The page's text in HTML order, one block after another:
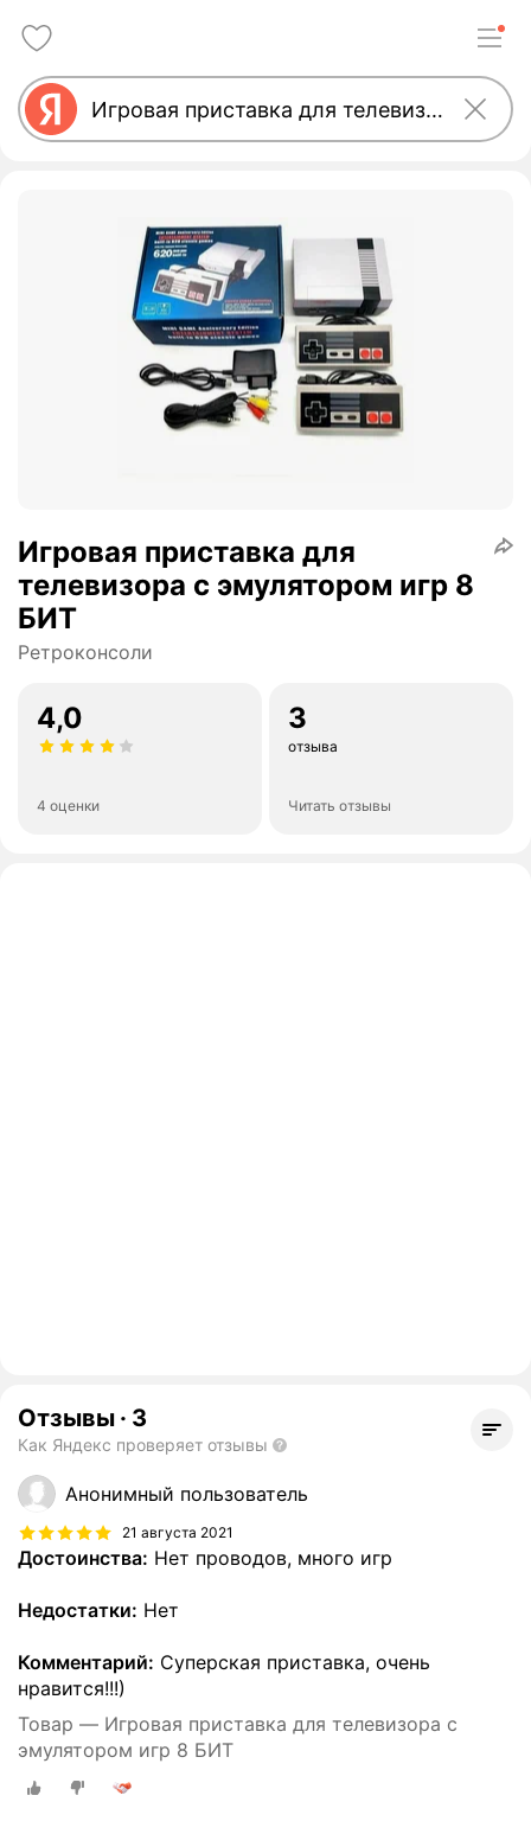
Игровая приставка для
телевизора с эмулятором игр 8
БИТ
Ретроконсоли
4,0
4 оценки
3
отзыва
Читать отзывы
Отзывы · 3
Как Яндекс проверяет отзывы
Анонимный пользователь
21 августа 2021
Достоинства: Нет проводов, много игр
Недостатки: Нет
Комментарий: Суперская приставка, очень
нравится!!!)
Товар — Игровая приставка для телевизора с
эмулятором игр 8 БИТ